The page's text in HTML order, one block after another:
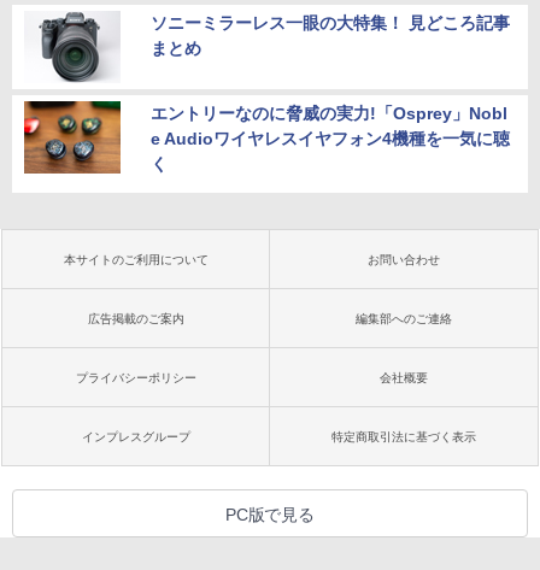
ソニーミラーレス一眼の大特集！ 見どころ記事
まとめ
エントリーなのに脅威の実力!「Osprey」Nobl
e Audioワイヤレスイヤフォン4機種を一気に聴
く
本サイトのご利用について お問い合わせ
広告掲載のご案内 編集部へのご連絡
プライバシーポリシー 会社概要
インプレスグループ 特定商取引法に基づく表示
PC版で見る